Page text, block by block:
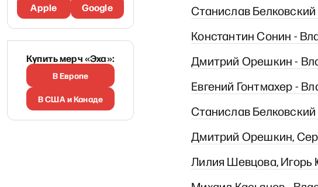
Apple
Google
Купить мерч «Эха»:
В Европе
В США и Канаде
Станислав
Константин Сонин -
Дмитрий Орешкин -
Евгений Гонтмахер -
Станислав Белковский
Дмитрий Орешкин,
Лилия Шевцова, Игорь